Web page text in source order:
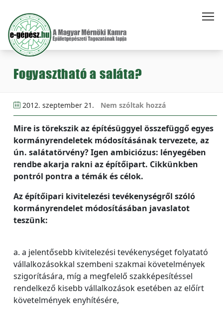
Fogyasztható a saláta?
2012. szeptember 21. Nem szóltak hozzá
Mire is törekszik az építésüggyel összefüggő egyes
kormányrendeletek módosításának tervezete, az
ún. salátatörvény? Igen ambiciózus: lényegében
rendbe akarja rakni az építőipart. Cikkünkben
pontról pontra a témák és célok.
Az építőipari kivitelezési tevékenységről szóló
kormányrendelet módosításában javaslatot
teszünk:
a. a jelentősebb kivitelezési tevékenységet folyatató
vállalkozásokkal szembeni szakmai követelmények
szigorítására, míg a megfelelő szakképesítéssel
rendelkező kisebb vállalkozások esetében az előírt
követelmények enyhítésére,